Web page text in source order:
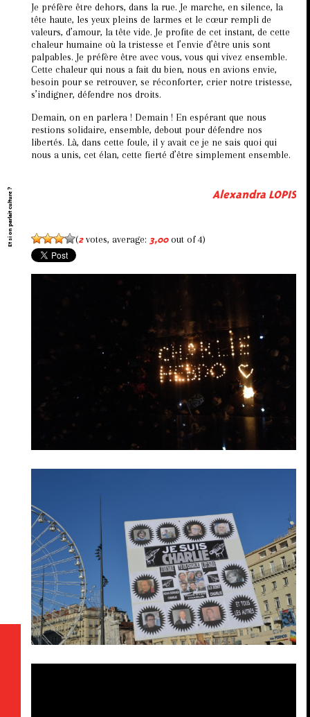
Et si on parlait culture ?
Je préfère être dehors, dans la rue. Je marche, en silence, la
tête haute, les yeux pleins de larmes et le cœur rempli de
valeurs, d’amour, la tête vide. Je profite de cet instant, de cette
chaleur humaine où la tristesse et l’envie d’être unis sont
palpables. Je préfère être avec vous, vous qui vivez ensemble.
Cette chaleur qui nous a fait du bien, nous en avions envie,
besoin pour se retrouver, se réconforter, crier notre tristesse,
s’indigner, défendre nos droits.
Demain, on en parlera ! Demain ! En espérant que nous
restions solidaire, ensemble, debout pour défendre nos
libertés. Là, dans cette foule, il y avait ce je ne sais quoi qui
nous a unis, cet élan, cette fierté d’être simplement ensemble.
Alexandra LOPIS
(2votes, average: 3,00out of 4)